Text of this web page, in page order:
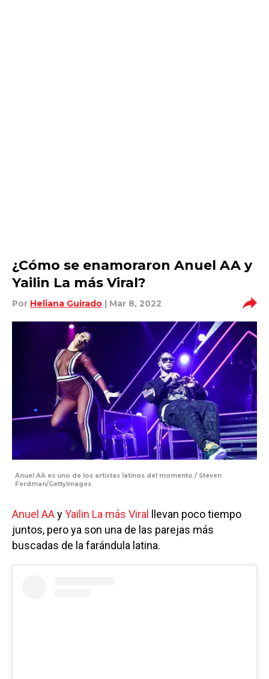
¿Cómo se enamoraron Anuel AA y
Yailin La más Viral?
Por Heliana Guirado | Mar 8, 2022
Anuel AA es uno de los artistas latinos del momento / Steven
Ferdman/GettyImages
Anuel AAyYailin La más Viral llevan poco tiempo
juntos, pero ya son una de las parejas más
buscadas de la farándula latina.